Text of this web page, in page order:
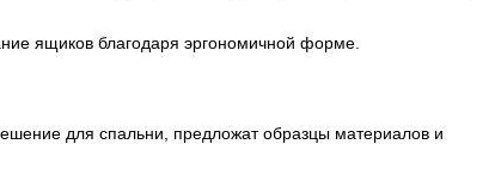
ящиков благодаря эргономичной форме.
для спальни, предложат образцы материалов и